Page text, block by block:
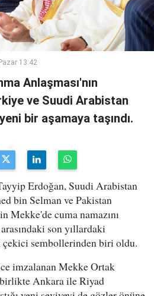
13:42
Anlaşması'nın
ve Suudi Arabistan
bir aşamaya taşındı.
Erdoğan, Suudi Arabistan
bin Selman ve Pakistan
Mekke'de cuma namazını
son yıllardaki
çekici sembollerinden biri oldu.
imzalanan Mekke Ortak
Ankara ile Riyad